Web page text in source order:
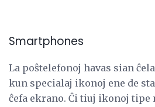
Smartphones
La poŝtelefonoj havas sian
kun specialaj ikonoj ene de
ĉefa ekrano. Ĉi tiuj ikonoj tipe